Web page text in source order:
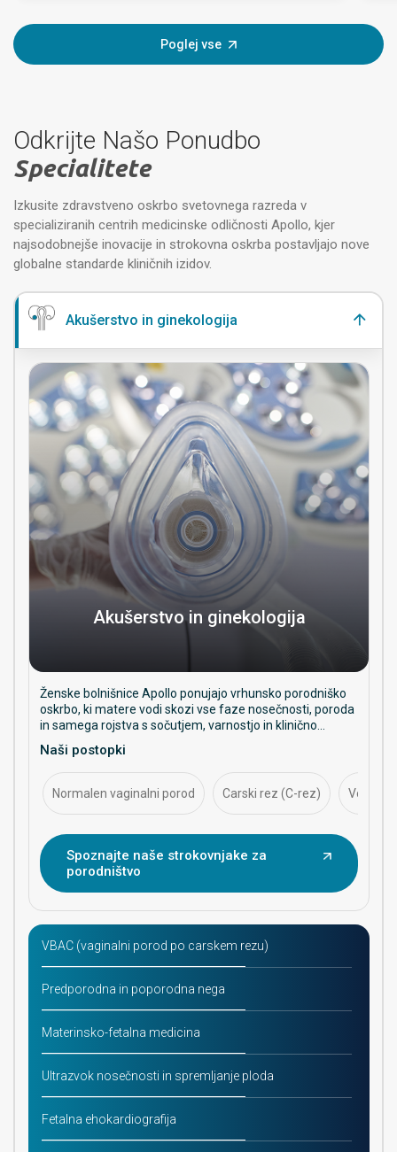
Poglej vse
Odkrijte Našo Ponudbo
Specialitete
Izkusite zdravstveno oskrbo svetovnega razreda v
specializiranih centrih medicinske odličnosti Apollo, kjer
najsodobnejše inovacije in strokovna oskrba postavljajo nove
globalne standarde kliničnih izidov.
Akušerstvo in ginekologija
Akušerstvo in ginekologija
Ženske bolnišnice Apollo ponujajo vrhunsko porodniško
oskrbo, ki matere vodi skozi vse faze nosečnosti, poroda
in samega rojstva s sočutjem, varnostjo in klinično
odličnostjo. Naša ekipa strokovnih porodničarjev in
specialistov za materino-fetalno medicino zagotavlja
celovito oskrbo matere in otroka z naprednim
spremljanjem ploda, podporo v porodni sobi in
multidisciplinarnim strokovnim znanjem, da se
Naši postopki
Normalen vaginalni porod Carski rez (C-rez)
Spoznajte naše strokovnjake za
porodništvo
VBAC (vaginalni porod po carskem rezu)
Predporodna in poporodna nega
Materinsko-fetalna medicina
Ultrazvok nosečnosti in spremljanje ploda
Fetalna ehokardiografija